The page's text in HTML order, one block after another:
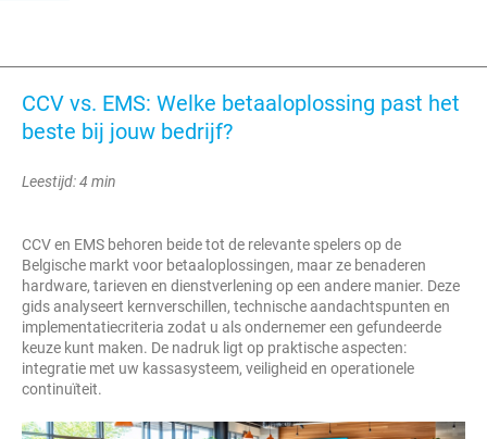
CCV vs. EMS: Welke betaaloplossing past het
beste bij jouw bedrijf?
Leestijd: 4 min
CCV en EMS behoren beide tot de relevante spelers op de
Belgische markt voor betaaloplossingen, maar ze benaderen
hardware, tarieven en dienstverlening op een andere manier. Deze
gids analyseert kernverschillen, technische aandachtspunten en
implementatiecriteria zodat u als ondernemer een gefundeerde
keuze kunt maken. De nadruk ligt op praktische aspecten:
integratie met uw kassasysteem, veiligheid en operationele
continuïteit.